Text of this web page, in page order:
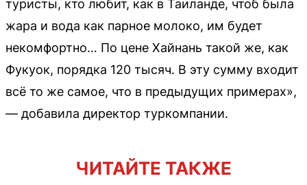
туристы, кто любит, как в Таиланде, чтоб была
жара и вода как парное молоко, им будет
некомфортно… По цене Хайнань такой же, как
Фукуок, порядка 120 тысяч. В эту сумму входит
всё то же самое, что в предыдущих примерах»,
— добавила директор туркомпании.
ЧИТАЙТЕ ТАКЖЕ